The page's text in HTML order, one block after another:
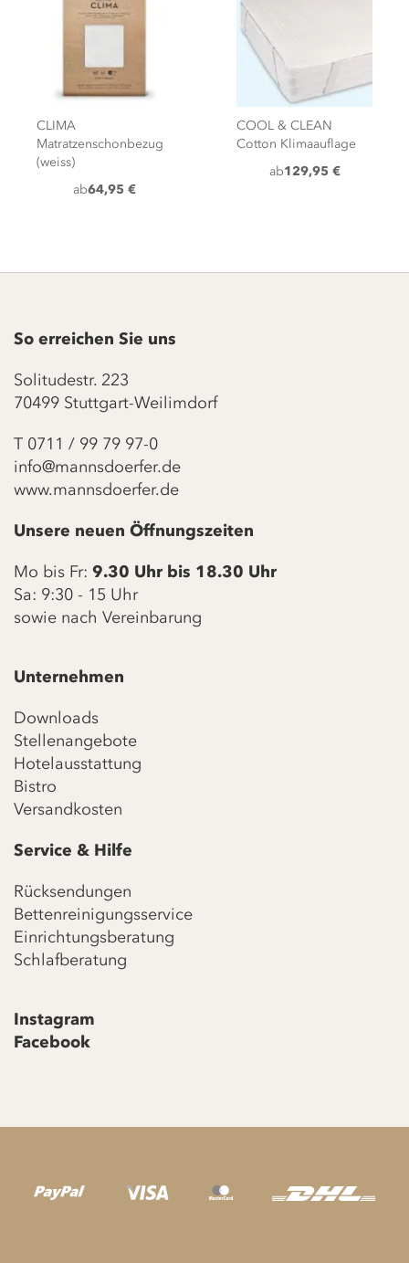
CLIMA
Matratzenschonbezug
(weiss)
ab64,95 €
COOL & CLEAN
Cotton Klimaauflage
ab129,95 €
So erreichen Sie uns
Solitudestr. 223
70499 Stuttgart-Weilimdorf
T 0711 / 99 79 97-0
info@mannsdoerfer.de
www.mannsdoerfer.de
Unsere neuen Öffnungszeiten
Mo bis Fr: 9.30 Uhr bis 18.30 Uhr
Sa: 9:30 - 15 Uhr
sowie nach Vereinbarung
Unternehmen
Downloads
Stellenangebote
Hotelausstattung
Bistro
Versandkosten
Service & Hilfe
Rücksendungen
Bettenreinigungsservice
Einrichtungsberatung
Schlafberatung
Instagram
Facebook